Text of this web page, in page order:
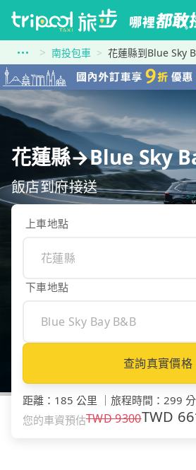
南投包車 花蓮縣到Blue Sky
花蓮縣→Blue Sky
飯店到府接送
上車地點
下車地點
查詢真實價格
距離 ： 185 公里 旅程時間 ： 299
您的車資預估TWD9300TWD